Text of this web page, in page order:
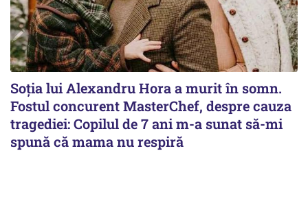
Soția lui Alexandru Hora a murit în somn.
Fostul concurent MasterChef, despre cauza
tragediei: Copilul de 7 ani m-a sunat să-mi
spună că mama nu respiră